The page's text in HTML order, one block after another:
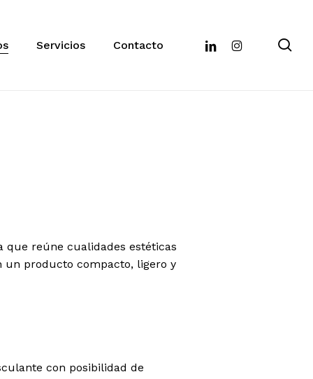
Servicios Contacto linkedininstagram
que reúne cualidades estéticas
un producto compacto, ligero y
con posibilidad de